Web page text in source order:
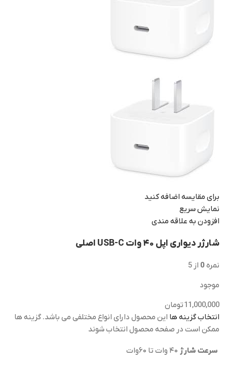
برای مقایسه اضافه کنید
نمایش سریع
افزودن به علاقه مندی
شارژر دیواری اپل ۴۰ وات USB-C اصلی
نمره0 از 5
موجود
11,000,000تومان
انتخاب گزینه ها این محصول دارای انواع مختلفی می باشد. گزینه ها
ممکن است در صفحه محصول انتخاب شوند
سرعت شارژ ۴۰ وات تا ۶۰وات